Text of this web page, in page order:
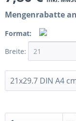
Mengenrabatte
Format:
Breite: